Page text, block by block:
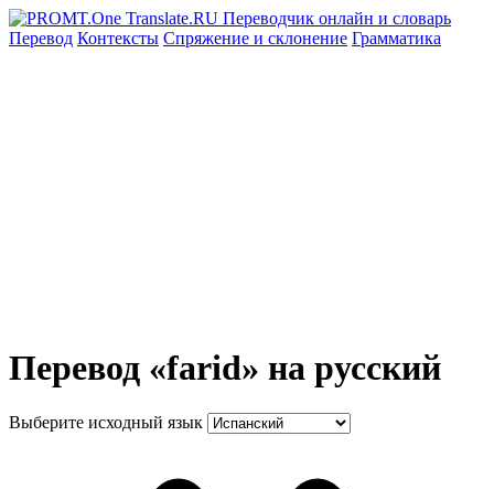
Перевод Контексты Спряжение и склонение Грамматика
Перевод «farid» на русский
Выберите исходный язык